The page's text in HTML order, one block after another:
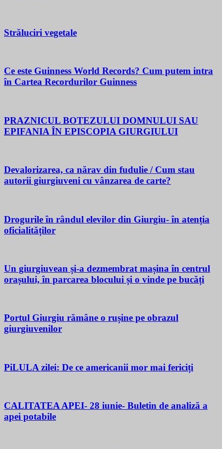
Străluciri vegetale
Ce este Guinness World Records? Cum putem intra
în Cartea Recordurilor Guinness
PRAZNICUL BOTEZULUI DOMNULUI SAU
EPIFANIA ÎN EPISCOPIA GIURGIULUI
Devalorizarea, ca nărav din fudulie / Cum stau
autorii giurgiuveni cu vânzarea de carte?
Drogurile în rândul elevilor din Giurgiu- în atenția
oficialităților
Un giurgiuvean și-a dezmembrat mașina în centrul
orașului, în parcarea blocului și o vinde pe bucăți
Portul Giurgiu rămâne o rușine pe obrazul
giurgiuvenilor
PiLULA zilei: De ce americanii mor mai fericiți
CALITATEA APEI- 28 iunie- Buletin de analiză a
apei potabile